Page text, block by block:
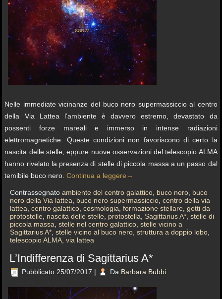
Nelle immediate vicinanze del buco nero supermassiccio al centro
della Via Lattea l’ambiente è davvero estremo, devastato da
possenti forze mareali e immerso in intense radiazioni
elettromagnetiche. Queste condizioni non favoriscono di certo la
nascita delle stelle, eppure nuove osservazioni del telescopio ALMA
hanno rivelato la presenza di stelle di piccola massa a un passo dal
temibile buco nero.Continua a leggere →
Contrassegnato ambiente del centro galattico buco nero buco
nero della Via lattea
buco nero supermassiccio ,centro della via
lattea ,centro galattico ,cosmologia ,formazione stellare ,getti da
protostelle
nascita delle stelle protostella Sagittarius A* ,stelle di
piccola massa ,stelle nel centro galattico ,stelle vicino a
Sagittarius A* ,stelle vicino al buco nero ,struttura a doppio lobo
telescopio ALMA ,via lattea
L’Indifferenza di Sagittarius A*
Pubblicato 25/07/2017 | Da Barbara Bubbi